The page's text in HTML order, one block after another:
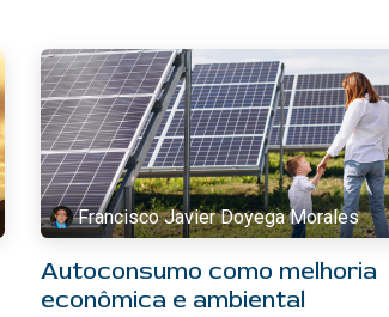
Francisco Javier Doyega Morales
Autoconsumo como melhoria
econômica e ambiental